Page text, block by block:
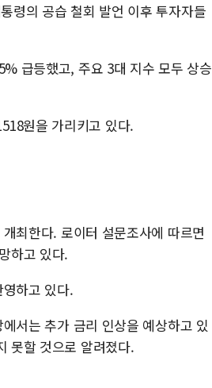
령의 공습 철회 발언 이후 투자자들
급등했고, 주요 3대 지수 모두 상승
원을 가리키고 있다.
최한다. 로이터 설문조사에 따르면
하고 있다.
하고 있다.
서는 추가 금리 인상을 예상하고 있
못할 것으로 알려졌다.